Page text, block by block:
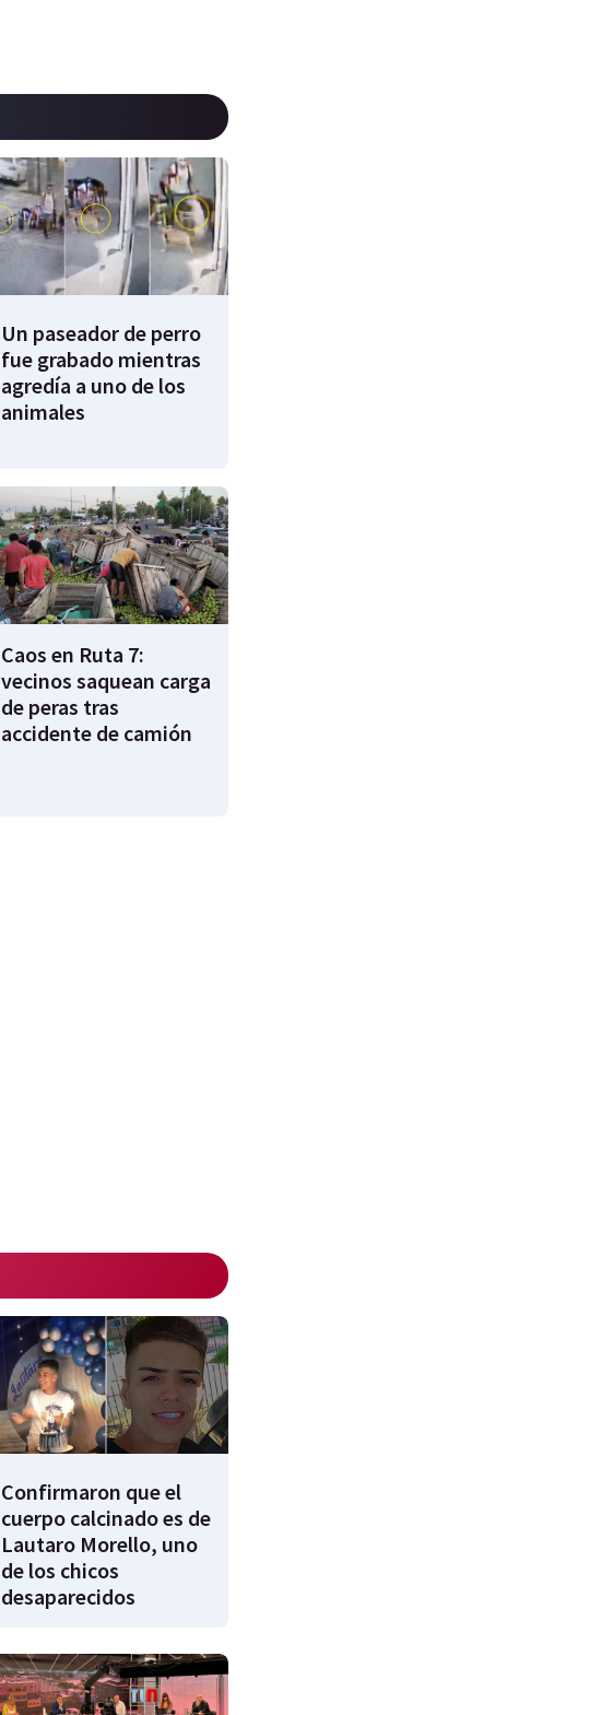
Un paseador de perro
fue grabado mientras
agredía a uno de los
animales
Caos en Ruta 7:
vecinos saquean carga
de peras tras
accidente de camión
Confirmaron que el
cuerpo calcinado es de
Lautaro Morello, uno
de los chicos
desaparecidos